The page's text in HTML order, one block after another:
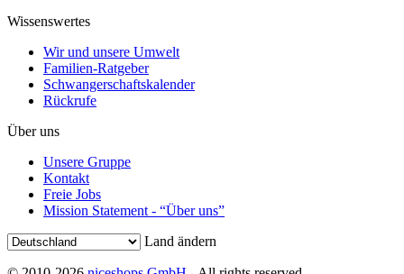
Wissenswertes
Wir und unsere Umwelt
Familien-Ratgeber
Schwangerschaftskalender
Rückrufe
Über uns
Unsere Gruppe
Kontakt
Freie Jobs
Mission Statement - “Über uns”
Land ändern